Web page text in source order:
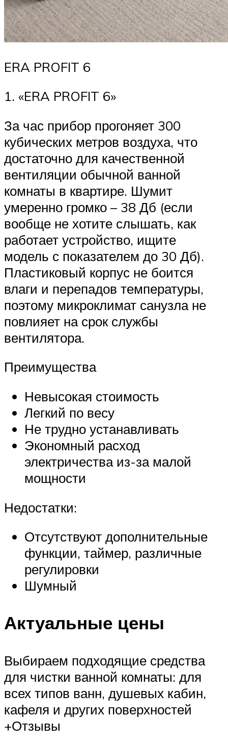
ERA PROFIT 6
1. «ERA PROFIT 6»
За час прибор прогоняет 300
кубических метров воздуха, что
достаточно для качественной
вентиляции обычной ванной
комнаты в квартире. Шумит
умеренно громко – 38 Дб (если
вообще не хотите слышать, как
работает устройство, ищите
модель с показателем до 30 Дб).
Пластиковый корпус не боится
влаги и перепадов температуры,
поэтому микроклимат санузла не
повлияет на срок службы
вентилятора.
Преимущества
Невысокая стоимость
Легкий по весу
Не трудно устанавливать
Экономный расход
электричества из-за малой
мощности
Недостатки:
Отсутствуют дополнительные
функции, таймер, различные
регулировки
Шумный
Актуальные цены
Выбираем подходящие средства
для чистки ванной комнаты: для
всех типов ванн, душевых кабин,
кафеля и других поверхностей
+Отзывы